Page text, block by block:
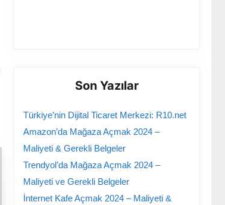
Son Yazılar
Türkiye’nin Dijital Ticaret Merkezi: R10.net
Amazon’da Mağaza Açmak 2024 –
Maliyeti & Gerekli Belgeler
Trendyol’da Mağaza Açmak 2024 –
Maliyeti ve Gerekli Belgeler
İnternet Kafe Açmak 2024 – Maliyeti &